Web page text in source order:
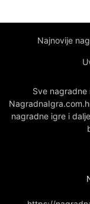
Najnovije
Sve nagradne
nagradne igre i